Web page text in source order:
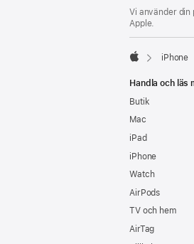
Vi använder din
Apple.
iPhone
Handla och läs
Butik
Mac
iPad
iPhone
Watch
AirPods
TV och hem
AirTag